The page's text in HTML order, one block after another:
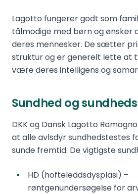
Lagotto fungerer godt som
tålmodige med børn og
deres mennesker. De sætter
struktur og er generelt lette
være deres intelligens og
Sundhed og
DKK og Dansk Lagotto
at alle avlsdyr sundhedstestes
sunde fremtid. De vigtigste
HD (hofteleddsdysplasi) –
røntgenundersøgelse for